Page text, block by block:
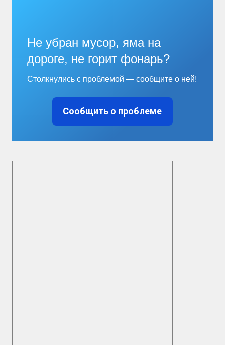
Не убран мусор, яма на
дороге, не горит фонарь?
Столкнулись с проблемой — сообщите о ней!
Сообщить о проблеме